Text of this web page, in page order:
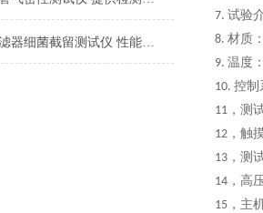
药液过滤器细菌截留测试仪 性能稳定
7. 试验
8. 材质
9. 温度
10. 控制
11 ，测
12 ，触
13 ，测
14 ，高
15 ，主